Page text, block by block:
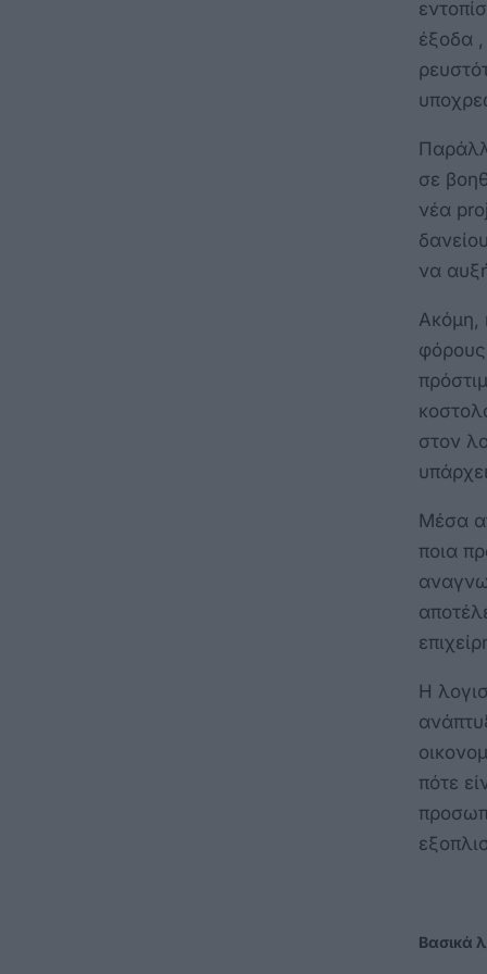
έξοδα
σε
νέα
να
Ακόμη,
στον
Μέσα
ποια
Η
πότε
Βασικά